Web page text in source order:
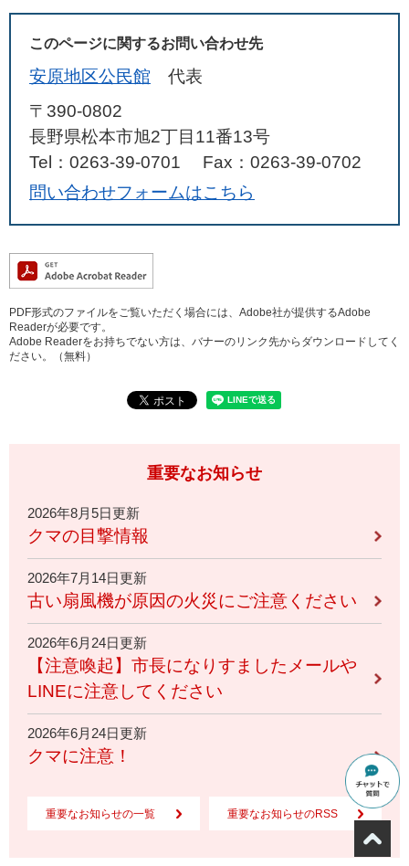
このページに関するお問い合わせ先
安原地区公民館
代表
〒390-0802
長野県松本市旭2丁目11番13号
Tel：0263-39-0701
Fax：0263-39-0702
問い合わせフォームはこちら
PDF形式のファイルをご覧いただく場合には、Adobe社が提供するAdobe
Readerが必要です。
Adobe Readerをお持ちでない方は、バナーのリンク先からダウンロードしてく
ださい。（無料）
重要なお知らせ
2026年8月5日更新
クマの目撃情報
2026年7月14日更新
古い扇風機が原因の火災にご注意ください
2026年6月24日更新
【注意喚起】市長になりすましたメールや
LINEに注意してください
2026年6月24日更新
クマに注意！
重要なお知らせの一覧 重要なお知らせのRSS